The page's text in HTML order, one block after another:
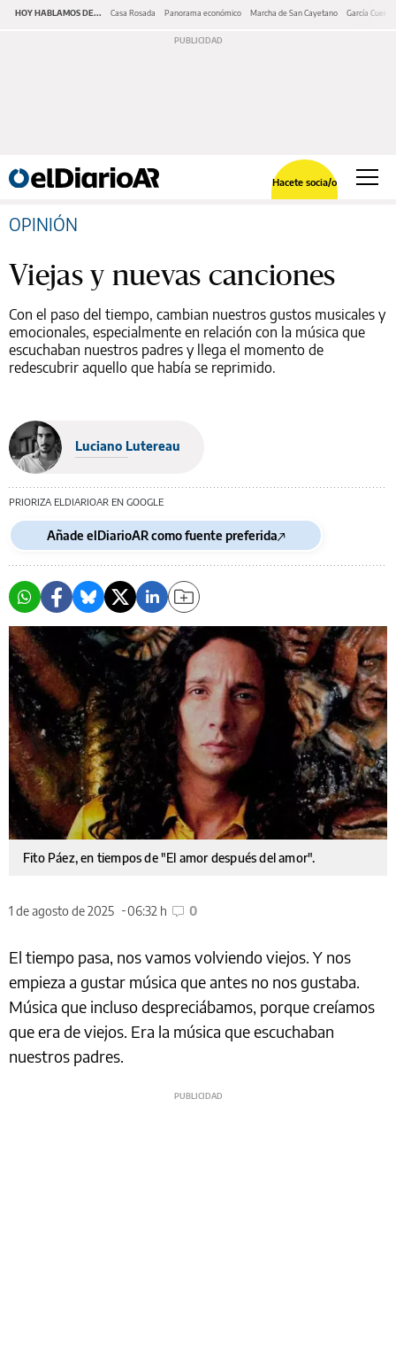
HOY HABLAMOS DE... Casa Rosada Panorama económico Marcha de San Cayetano García Cuerva
Hacete socia/o
OPINIÓN
Viejas y nuevas canciones
Con el paso del tiempo, cambian nuestros gustos musicales y
emocionales, especialmente en relación con la música que
escuchaban nuestros padres y llega el momento de
redescubrir aquello que había se reprimido.
Luciano Lutereau
PRIORIZA ELDIARIOAR EN GOOGLE
Añade elDiarioAR como fuente preferida
Fito Páez, en tiempos de "El amor después del amor".
1 de agosto de 2025 06:32 h 0
El tiempo pasa, nos vamos volviendo viejos. Y nos
empieza a gustar música que antes no nos gustaba.
Música que incluso despreciábamos, porque creíamos
que era de viejos. Era la música que escuchaban
nuestros padres.